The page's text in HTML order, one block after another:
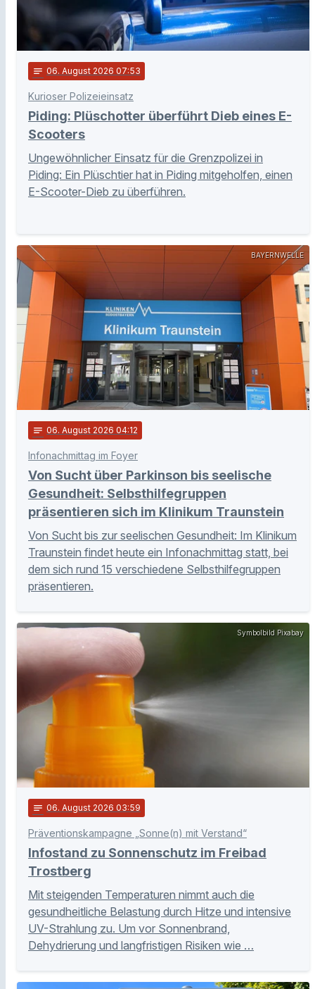
notes 06. August 2026 07:53
Kurioser Polizeieinsatz
Piding: Plüschotter überführt Dieb eines E-
Scooters
Ungewöhnlicher Einsatz für die Grenzpolizei in
Piding: Ein Plüschtier hat in Piding mitgeholfen, einen
E-Scooter-Dieb zu überführen.
BAYERNWELLE
notes 06. August 2026 04:12
Infonachmittag im Foyer
Von Sucht über Parkinson bis seelische
Gesundheit: Selbsthilfegruppen
präsentieren sich im Klinikum Traunstein
Von Sucht bis zur seelischen Gesundheit: Im Klinikum
Traunstein findet heute ein Infonachmittag statt, bei
dem sich rund 15 verschiedene Selbsthilfegruppen
präsentieren.
Symbolbild Pixabay
notes 06. August 2026 03:59
Präventionskampagne „Sonne(n) mit Verstand“
Infostand zu Sonnenschutz im Freibad
Trostberg
Mit steigenden Temperaturen nimmt auch die
gesundheitliche Belastung durch Hitze und intensive
UV-Strahlung zu. Um vor Sonnenbrand,
Dehydrierung und langfristigen Risiken wie …